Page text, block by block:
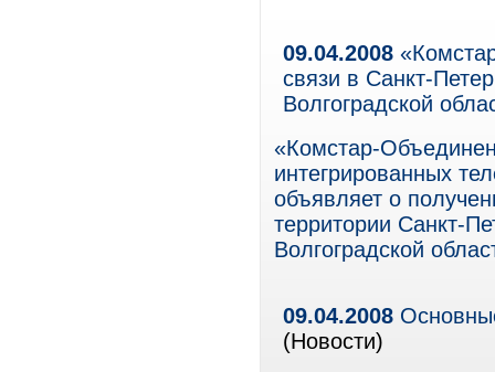
09.04.2008
связи в Санкт-
Волгоградской
«Комстар-
интегрированных
объявляет о
территории Санкт-
Волгоградской
09.04.2008
(Новости)